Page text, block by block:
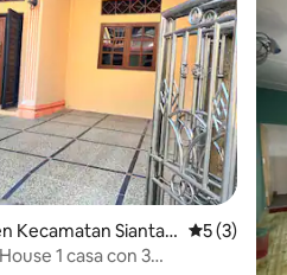
de 5; 6 evaluaciones
Kecamatan Siantar
Calificación
5 (3)
1 casa con 3